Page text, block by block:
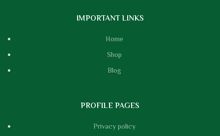
IMPORTANT LINKS
Home
Shop
Blog
PROFILE PAGES
Privacy policy